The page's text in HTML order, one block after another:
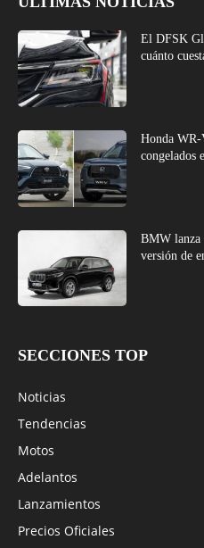
El DFSK
cuánto
Honda
congelados
BMW
versión de
SECCIONES TOP
Noticias
Tendencias
Motos
Adelantos
Lanzamientos
Precios Oficiales